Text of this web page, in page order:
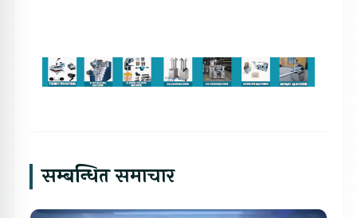
सम्बन्धित समाचार